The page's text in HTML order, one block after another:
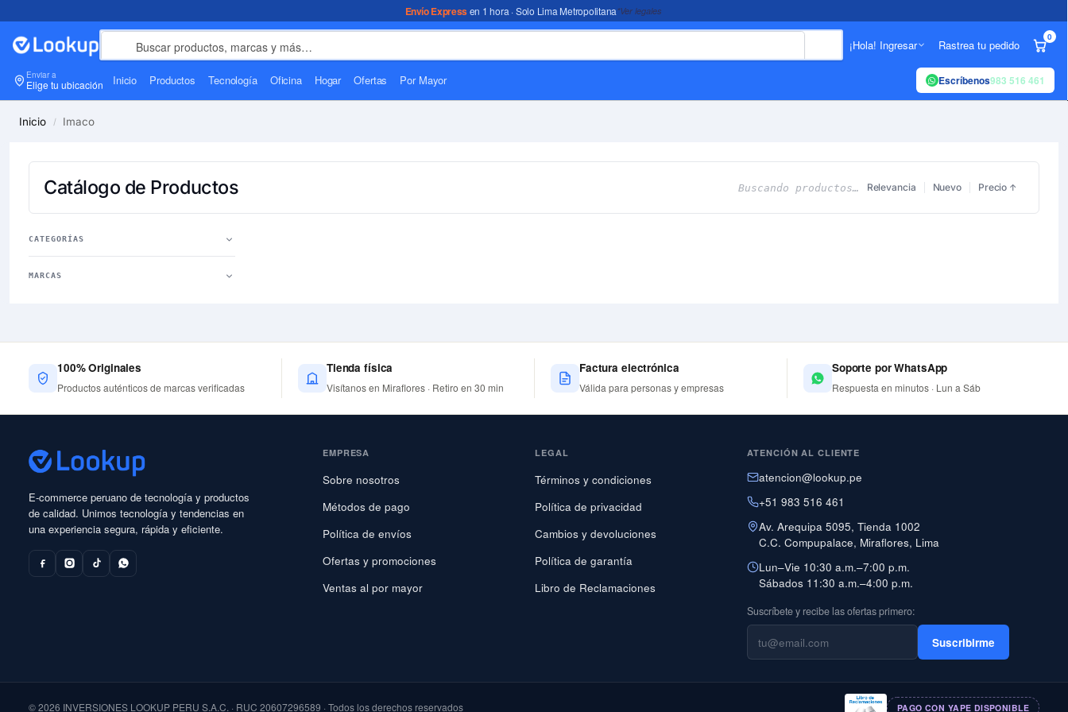
Envío Expressen 1 hora · Solo Lima Metropolitana*Ver legales
¡Hola! Ingresar Rastrea tu pedido
0
Enviar a
Elige tu ubicación Inicio Productos Tecnología Oficina Hogar Ofertas Por Mayor Escríbenos983 516 461
Inicio / Imaco
Catálogo de Productos Buscando productos… Relevancia Nuevo Precio ↑
CATEGORÍAS
MARCAS
100% Originales
Productos auténticos de marcas verificadas
Tienda física
Visítanos en Miraflores · Retiro en 30 min
Factura electrónica
Válida para personas y empresas
Soporte por WhatsApp
Respuesta en minutos · Lun a Sáb
E-commerce peruano de tecnología y productos
de calidad. Unimos tecnología y tendencias en
una experiencia segura, rápida y eficiente.
EMPRESA
Sobre nosotros
Métodos de pago
Política de envíos
Ofertas y promociones
Ventas al por mayor
LEGAL
Términos y condiciones
Política de privacidad
Cambios y devoluciones
Política de garantía
Libro de Reclamaciones
ATENCIÓN AL CLIENTE
atencion@lookup.pe
+51 983 516 461
Av. Arequipa 5095, Tienda 1002
C.C. Compupalace, Miraflores, Lima
Lun–Vie 10:30 a.m.–7:00 p.m.
Sábados 11:30 a.m.–4:00 p.m.
Suscríbete y recibe las ofertas primero:
Suscribirme
© 2026 INVERSIONES LOOKUP PERU S.A.C. · RUC 20607296589 · Todos los derechos reservados PAGO CON YAPE DISPONIBLE